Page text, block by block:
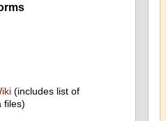
(includes list of
files)